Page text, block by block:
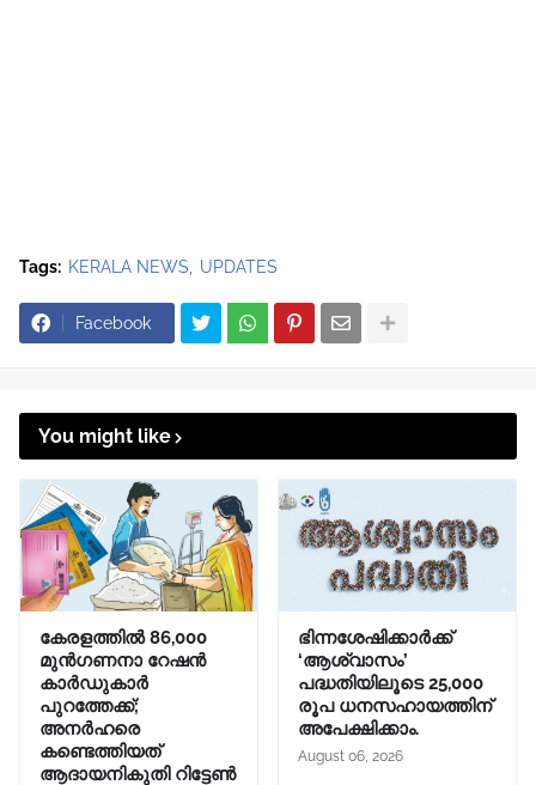
Tags: KERALA NEWS UPDATES
Facebook
You might like
കേരളത്തിൽ 86,000
മുൻഗണനാ റേഷൻ
കാർഡുകാർ
പുറത്തേക്ക്;
അനർഹരെ
കണ്ടെത്തിയത്
ആദായനികുതി റിട്ടേൺ
ഭിന്നശേഷിക്കാർക്ക്
‘ആശ്വാസം’
പദ്ധതിയിലൂടെ 25,000
രൂപ ധനസഹായത്തിന്
അപേക്ഷിക്കാം.
August 06, 2026